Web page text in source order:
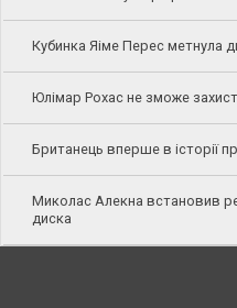
Кубинка Яіме Перес метнула
Юлімар Рохас не зможе
Британець вперше в історії
Миколас Алекна встановив
диска